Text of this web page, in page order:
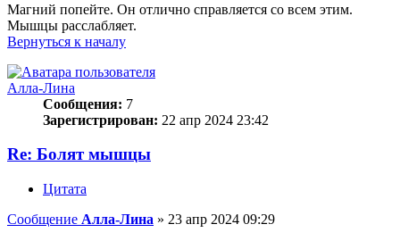
Магний попейте. Он отлично справляется со всем этим.
Мышцы расслабляет.
Вернуться к началу
Алла-Лина
Сообщения: 7
Зарегистрирован: 22 апр 2024 23:42
Re: Болят мышцы
Цитата
Сообщение Алла-Лина » 23 апр 2024 09:29